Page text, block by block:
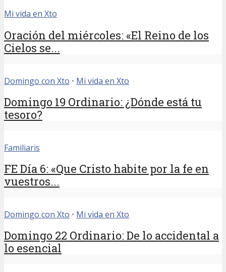
Mi vida en Xto
Oración del miércoles: «El Reino de los
Cielos se...
Domingo con Xto • Mi vida en Xto
Domingo 19 Ordinario: ¿Dónde está tu
tesoro?
Familiaris
FE Día 6: «Que Cristo habite por la fe en
vuestros...
Domingo con Xto • Mi vida en Xto
Domingo 22 Ordinario: De lo accidental a
lo esencial